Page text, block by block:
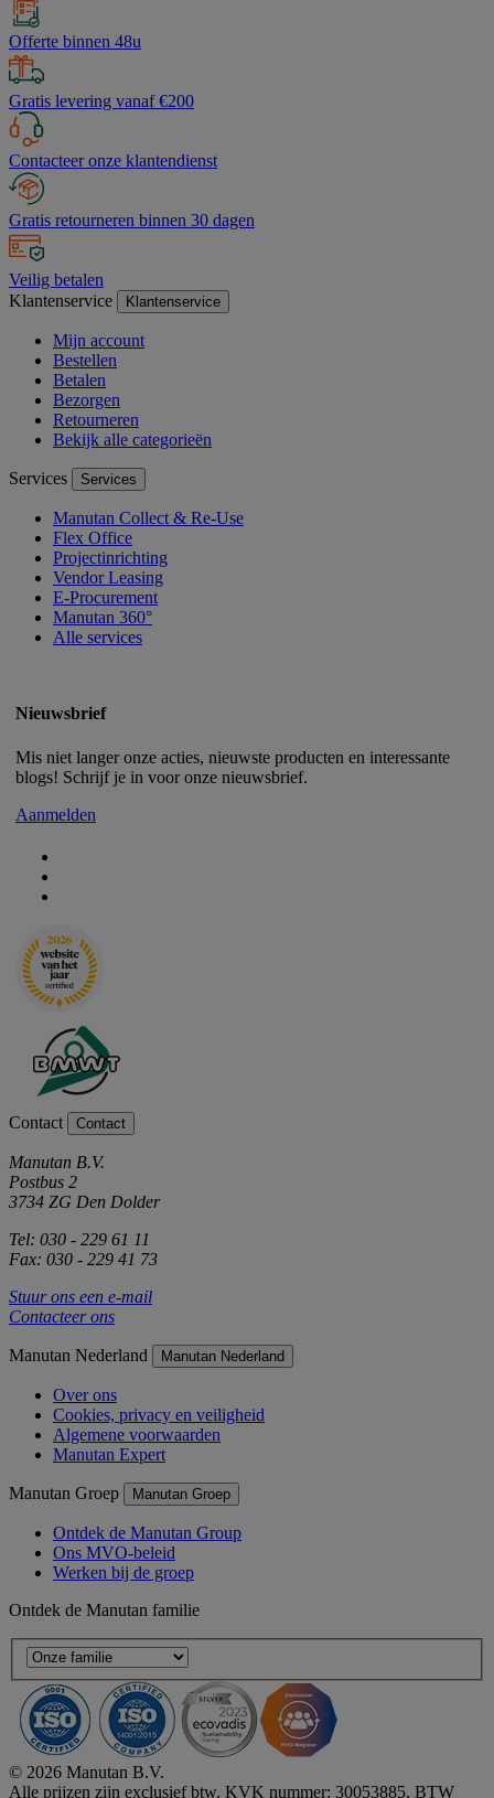
Offerte binnen 48u
Gratis levering vanaf €200
Contacteer onze klantendienst
Gratis retourneren binnen 30 dagen
Veilig betalen
Klantenservice
Klantenservice
Mijn account
Bestellen
Betalen
Bezorgen
Retourneren
Bekijk alle categorieën
Services Services
Manutan Collect & Re-Use
Flex Office
Projectinrichting
Vendor Leasing
E-Procurement
Manutan 360°
Alle services
Nieuwsbrief
Mis niet langer onze acties, nieuwste producten en interessante
blogs! Schrijf je in voor onze nieuwsbrief.
Aanmelden
Contact Contact
Manutan B.V.
Postbus 2
3734 ZG Den Dolder
Tel: 030 - 229 61 11
Fax: 030 - 229 41 73
Stuur ons een e-mail
Contacteer ons
Manutan Nederland Manutan Nederland
Over ons
Cookies, privacy en veiligheid
Algemene voorwaarden
Manutan Expert
Manutan Groep Manutan Groep
Ontdek de Manutan Group
Ons MVO-beleid
Werken bij de groep
Ontdek de Manutan familie
© 2026 Manutan B.V.
Alle prijzen zijn exclusief btw. KVK nummer: 30053885, BTW